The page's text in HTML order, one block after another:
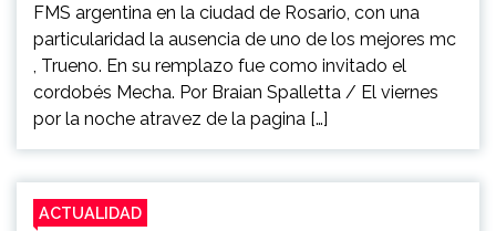
FMS argentina en la ciudad de Rosario, con una
particularidad la ausencia de uno de los mejores mc
, Trueno. En su remplazo fue como invitado el
cordobés Mecha. Por Braian Spalletta / El viernes
por la noche atravez de la pagina […]
ACTUALIDAD